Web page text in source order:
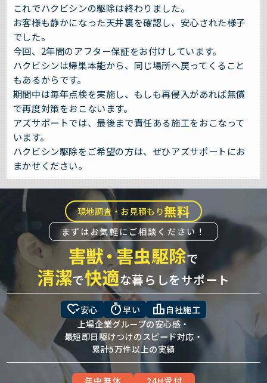
これでハクビシンの駆除は終わりました。
お客様も静かになった天井裏を確認し、安心された様子
でした。
今回、2年間のアフター保証をお付けしています。
ハクビシンは帰巣本能から、同じ場所へ戻ってくること
もあるからです。
期間中は毎年点検を実施し、もしも再侵入があれば無償
で再度対策をおこないます。
アズサポートでは、最後まで責任ある施工をおこなって
います。
ハクビシン駆除をご希望の方は、ぜひアズサポートにお
まかせください。
現地調査・お見積もり無料
まずはお気軽にご相談ください！
害獣・害虫駆除で
清潔で快適な暮らしをサポート
heart_check安心 timer早い leaderboard 自社施工
上場企業グループの安心感・
最短即日駆けつけのスピード対応・
累計5万件以上の実績
年中無休
24H受付